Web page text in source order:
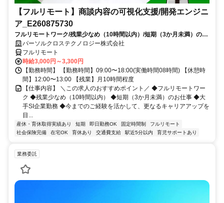
【フルリモート】商談内容の可視化支援/開発エンジニ
ア_E260875730
フルリモートワーク/残業少なめ（10時間以内）/短期（3か月未満）のお
仕事/大手SI企業勤務/今までのご経験を活かして、更なるキャリアアップ
を目指せます
パーソルクロステクノロジー株式会社
フルリモート
時給3,000円～3,300円
【勤務時間】 【勤務時間】09:00〜18:00(実働時間08時間) 【休憩時
間】12:00〜13:00 【残業】月10時間程度
【仕事内容】 ＼この求人のおすすめポイント／ ◆フルリモートワー
ク ◆残業少なめ（10時間以内） ◆短期（3か月未満）のお仕事 ◆大
手SI企業勤務 ◆今までのご経験を活かして、更なるキャリアアップを
目...
産休・育休取得実績あり 短期 即日勤務OK 固定時間制
フルリモート
社会保険完備
在宅OK 育休あり 交通費支給 駅近5分以内 育児サポートあり
業務委託